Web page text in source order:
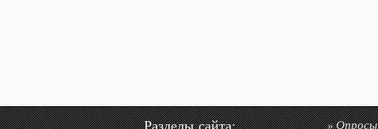
Разделы сайта: »Опросы